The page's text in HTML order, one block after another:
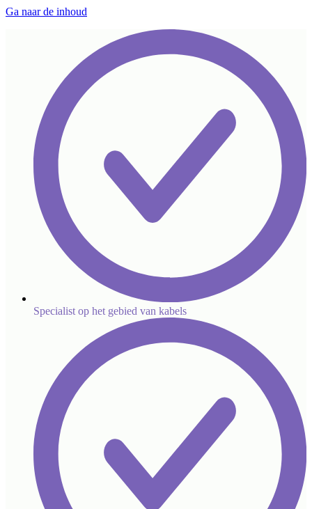
Ga naar de inhoud
Specialist op het gebied van kabels